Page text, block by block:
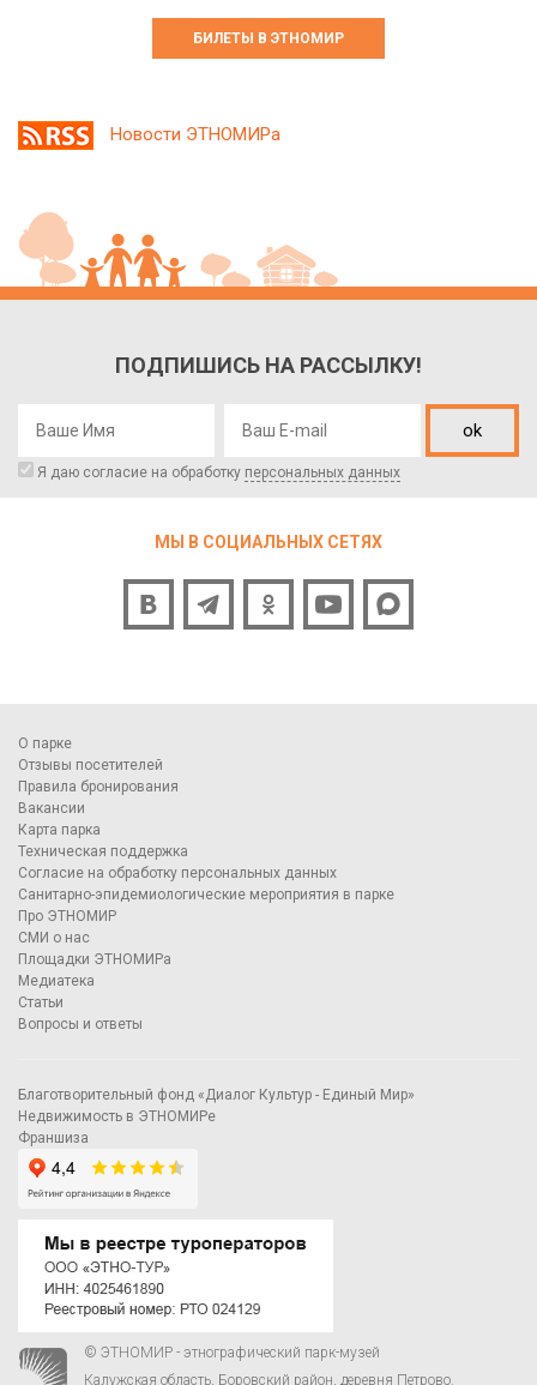
БИЛЕТЫ В ЭТНОМИР
Новости ЭТНОМИРа
ПОДПИШИСЬ НА РАССЫЛКУ!
ok
Я даю согласие на обработку персональных данных
МЫ В СОЦИАЛЬНЫХ СЕТЯХ
О парке
Отзывы посетителей
Правила бронирования
Вакансии
Карта парка
Техническая поддержка
Согласие на обработку персональных данных
Санитарно-эпидемиологические мероприятия в парке
Про ЭТНОМИР
СМИ о нас
Площадки ЭТНОМИРа
Медиатека
Статьи
Вопросы и ответы
Благотворительный фонд «Диалог Культур - Единый Мир»
Недвижимость в ЭТНОМИРе
Франшиза
© ЭТНОМИР - этнографический парк-музей
Калужская область, Боровский район, деревня Петрово.